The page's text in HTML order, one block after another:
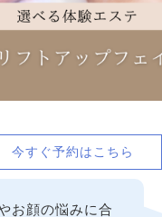
今すぐ予約はこちら
お顔の悩みに合